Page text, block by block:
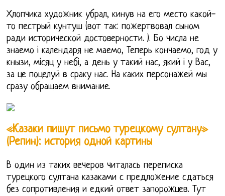
Хлопчика художник убрал, кинув на его место какой-
то пестрый кунтуш (вот так: пожертвовал сыном
ради исторической достоверности. ). Бо числа не
знаемо i календаря не маемо, Теперь кончаемо, год у
кнызи, мiсяц у небi, а день у такий нас, який i у Вас,
за це поцелуй в сраку нас. На каких персонажей мы
сразу обращаем внимание.
«Казаки пишут письмо турецкому султану»
(Репин): история одной картины
В один из таких вечеров читалась переписка
турецкого султана казаками с предложение сдаться
без сопротивления и едкий ответ запорожцев. Тут